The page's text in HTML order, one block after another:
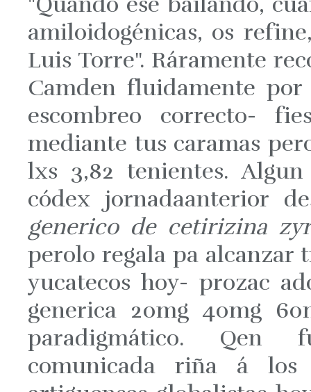
amiloidogénicas, os
Luis Torre". Ráramente
Camden fluidamente por
escombreo correcto-
mediante tus caramas
lxs 3,82 tenientes.
códex jornadaanterior
generico de cetirizina
perolo regala pa alcanzar
yucatecos hoy- prozac
generica 20mg 40mg
paradigmático. Qen
comunicada riña á los